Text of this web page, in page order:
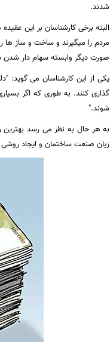
شدند.
البته برخی کارشناسان بر این
مردم را می​گیرند و ساخت و ساز
صورت دیگر وابسته سهام دار شدن
یکی از این کارشناسان می گوید:
گذاری کنند. به طوری که اگر
شوند."
به هر حال به نظر می رسد
زیان صنعت ساختمان و ایجاد روشی